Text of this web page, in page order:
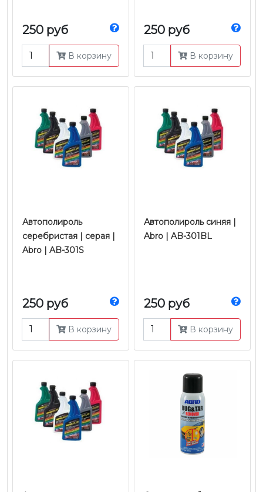
250 руб
В корзину
250 руб
В корзину
Автополироль
серебристая | серая |
Abro | AB-301S
250 руб
В корзину
Автополироль синяя |
Abro | AB-301BL
250 руб
В корзину